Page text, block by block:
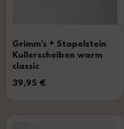
Grimm's + Stapelstein
Kullerscheiben warm
classic
39,95 €